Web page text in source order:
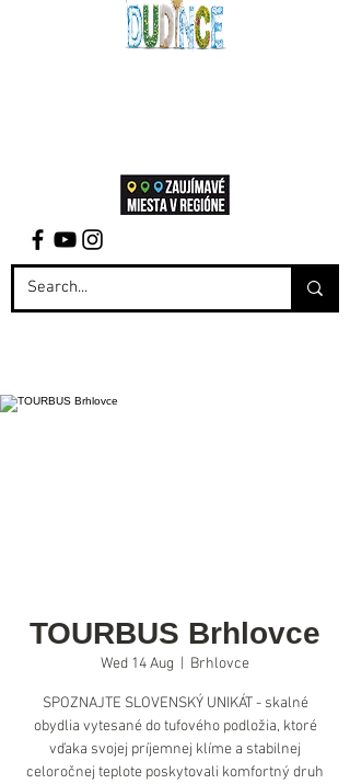
TOURBUS Brhlovce
Wed 14 Aug Brhlovce
SPOZNAJTE SLOVENSKÝ UNIKÁT - skalné
obydlia vytesané do tufového podložia, ktoré
vďaka svojej príjemnej klíme a stabilnej
celoročnej teplote poskytovali komfortný druh